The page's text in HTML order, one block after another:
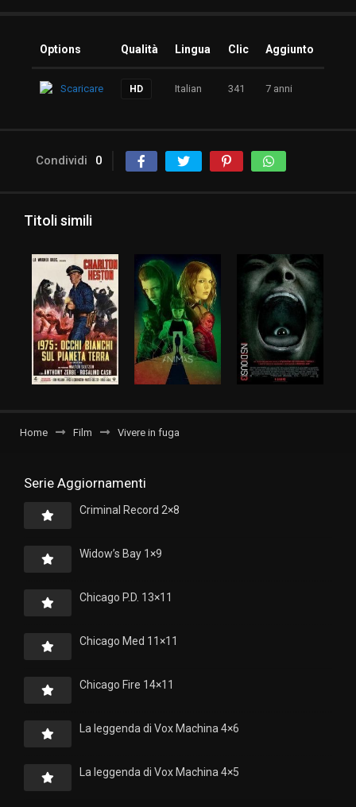
Options Qualità Lingua Clic Aggiunto
Scaricare HD Italian 341 7 anni
Condividi 0
Titoli simili
Home Film Vivere in fuga
Serie Aggiornamenti
Criminal Record 2×8
Widow’s Bay 1×9
Chicago P.D. 13×11
Chicago Med 11×11
Chicago Fire 14×11
La leggenda di Vox Machina 4×6
La leggenda di Vox Machina 4×5